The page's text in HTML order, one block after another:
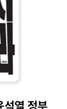
석열 정부